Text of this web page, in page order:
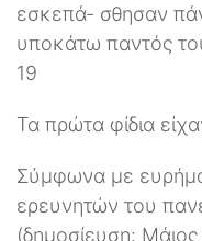
εσκεπά- σθησαν
υποκάτω παντός
19
Τα πρώτα φίδια
Σύμφωνα με
ερευνητών του
(δημοσίευση: